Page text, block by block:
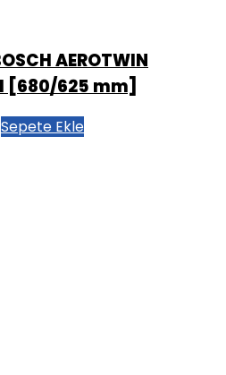
AEROTWIN
[680/625 mm]
Şu
Sepete Ekle